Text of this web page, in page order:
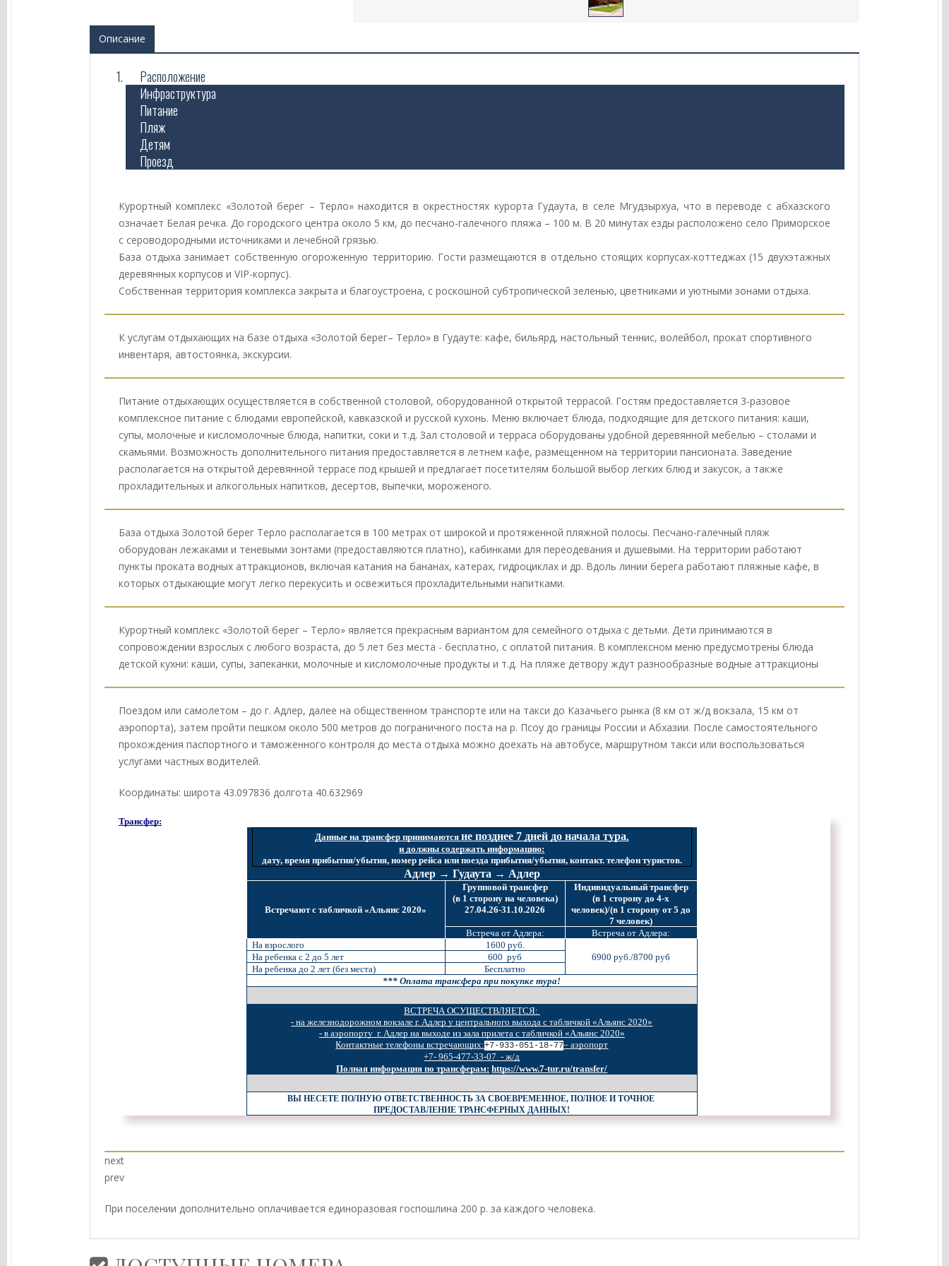
Описание
Расположение
Инфраструктура
Питание
Пляж
Детям
Проезд
Курортный комплекс «Золотой берег – Терло» находится в окрестностях курорта Гудаута, в селе Мгудзырхуа, что в переводе с абхазского
означает Белая речка. До городского центра около 5 км, до песчано-галечного пляжа – 100 м. В 20 минутах езды расположено село Приморское
с сероводородными источниками и лечебной грязью.
База отдыха занимает собственную огороженную территорию. Гости размещаются в отдельно стоящих корпусах-коттеджах (15 двухэтажных
деревянных корпусов и VIP-корпус).
Собственная территория комплекса закрыта и благоустроена, с роскошной субтропической зеленью, цветниками и уютными зонами отдыха.
К услугам отдыхающих на базе отдыха «Золотой берег– Терло» в Гудауте: кафе, бильярд, настольный теннис, волейбол, прокат спортивного
инвентаря, автостоянка, экскурсии.
Питание отдыхающих осуществляется в собственной столовой, оборудованной открытой террасой. Гостям предоставляется 3-разовое
комплексное питание с блюдами европейской, кавказской и русской кухонь. Меню включает блюда, подходящие для детского питания: каши,
супы, молочные и кисломолочные блюда, напитки, соки и т.д. Зал столовой и терраса оборудованы удобной деревянной мебелью – столами и
скамьями. Возможность дополнительного питания предоставляется в летнем кафе, размещенном на территории пансионата. Заведение
располагается на открытой деревянной террасе под крышей и предлагает посетителям большой выбор легких блюд и закусок, а также
прохладительных и алкогольных напитков, десертов, выпечки, мороженого.
База отдыха Золотой берег Терло располагается в 100 метрах от широкой и протяженной пляжной полосы. Песчано-галечный пляж
оборудован лежаками и теневыми зонтами (предоставляются платно), кабинками для переодевания и душевыми. На территории работают
пункты проката водных аттракционов, включая катания на бананах, катерах, гидроциклах и др. Вдоль линии берега работают пляжные кафе, в
которых отдыхающие могут легко перекусить и освежиться прохладительными напитками.
Курортный комплекс «Золотой берег – Терло» является прекрасным вариантом для семейного отдыха с детьми. Дети принимаются в
сопровождении взрослых с любого возраста, до 5 лет без места - бесплатно, с оплатой питания. В комплексном меню предусмотрены блюда
детской кухни: каши, супы, запеканки, молочные и кисломолочные продукты и т.д. На пляже детвору ждут разнообразные водные аттракционы
Поездом или самолетом – до г. Адлер, далее на общественном транспорте или на такси до Казачьего рынка (8 км от ж/д вокзала, 15 км от
аэропорта), затем пройти пешком около 500 метров до пограничного поста на р. Псоу до границы России и Абхазии. После самостоятельного
прохождения паспортного и таможенного контроля до места отдыха можно доехать на автобусе, маршрутном такси или воспользоваться
услугами частных водителей.
Координаты: широта 43.097836 долгота 40.632969
Трансфер:
Данные на трансфер принимаютсяне позднее 7 дней до начала тура,
и должны содержать информацию:
дату, время прибытия/убытия, номер рейса или поезда прибытия/убытия, контакт. телефон туристов.
Адлер → Гудаута → Адлер
Встречают с табличкой «Альянс 2020»
Групповой трансфер
(в 1 сторону на человека)
27.04.26-31.10.2026
Индивидуальный трансфер
(в 1 сторону до 4-х
человек)/(в 1 сторону от 5 до
7 человек)
Встреча от Адлера:
Встреча от Адлера:
На взрослого
1600 руб.
6900 руб./8700 руб
На ребенка с 2 до 5 лет
600 руб
На ребенка до 2 лет (без места)
Бесплатно
*** Оплата трансфера при покупке тура!
ВСТРЕЧА ОСУЩЕСТВЛЯЕТСЯ:
- на железнодорожном вокзале г. Адлер у центрального выхода с табличкой «Альянс 2020»
- в аэропорту г. Адлер на выходе из зала прилета с табличкой «Альянс 2020»
Контактные телефоны встречающих:+7-933-051-18-77– аэропорт
+7- 965-477-33-07 - ж/д
Полная информация по трансферам: https://www.7-tur.ru/transfer/
ВЫ НЕСЕТЕ ПОЛНУЮ ОТВЕТСТВЕННОСТЬ ЗА СВОЕВРЕМЕННОЕ, ПОЛНОЕ И ТОЧНОЕ
ПРЕДОСТАВЛЕНИЕ ТРАНСФЕРНЫХ ДАННЫХ!
next
prev
При поселении дополнительно оплачивается единоразовая госпошлина 200 р. за каждого человека.